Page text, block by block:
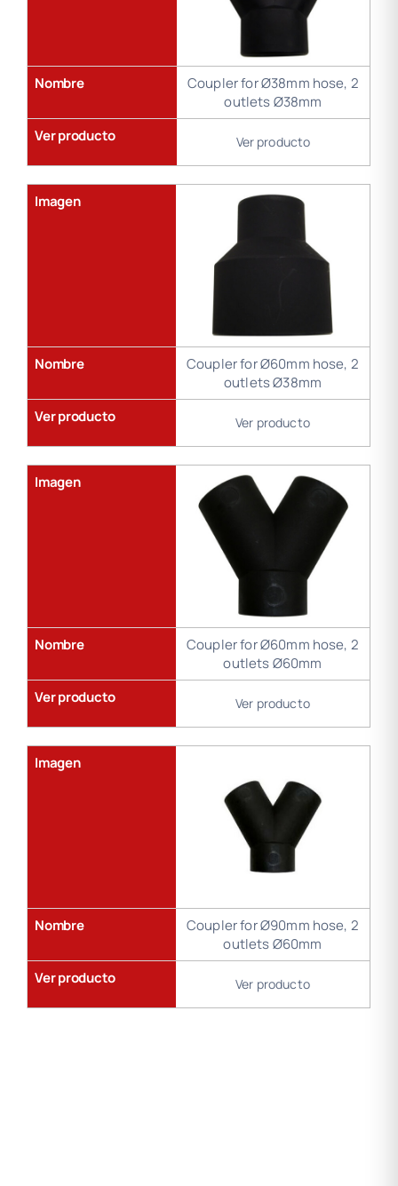
Nombre
Coupler for Ø38mm hose, 2
outlets Ø38mm
Ver producto
Ver producto
Imagen
Nombre
Coupler for Ø60mm hose, 2
outlets Ø38mm
Ver producto
Ver producto
Imagen
Nombre
Coupler for Ø60mm hose, 2
outlets Ø60mm
Ver producto
Ver producto
Imagen
Nombre
Coupler for Ø90mm hose, 2
outlets Ø60mm
Ver producto
Ver producto